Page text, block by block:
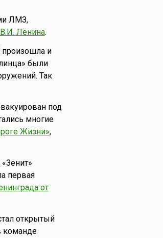
ЛМЗ,
В.И. Ленина.
произошла и
были
Так
под
многие
Жизни»,
первая
от
открытый
команде